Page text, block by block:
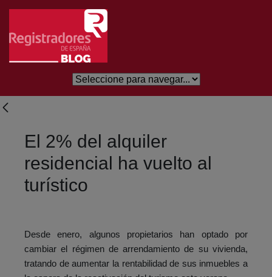
Salta al contingut principal
El 2% del alquiler
residencial ha vuelto al
turístico
Desde enero, algunos propietarios han optado por
cambiar el régimen de arrendamiento de su vivienda,
tratando de aumentar la rentabilidad de sus inmuebles a